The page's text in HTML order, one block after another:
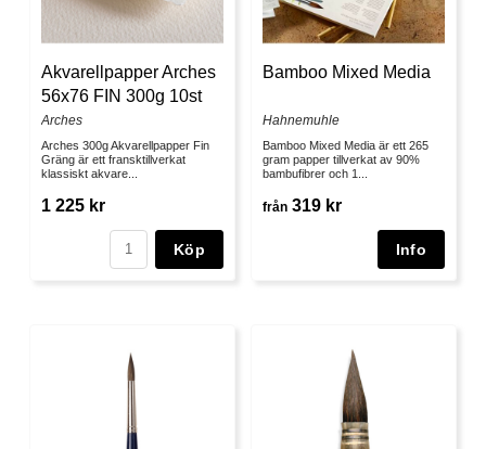
Akvarellpapper Arches
56x76 FIN 300g 10st
Arches
Arches 300g Akvarellpapper Fin
Gräng är ett fransktillverkat
klassiskt akvare...
1 225 kr
Köp
Bamboo Mixed Media
Hahnemuhle
Bamboo Mixed Media är ett 265
gram papper tillverkat av 90%
bambufibrer och 1...
från 319 kr